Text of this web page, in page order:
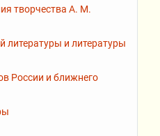
творчества А. М.
литературы и литературы
России и ближнего